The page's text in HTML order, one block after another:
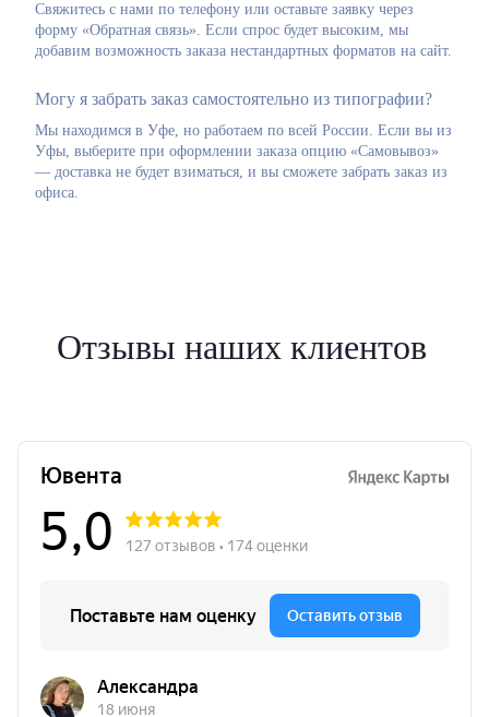
Свяжитесь с нами по телефону или оставьте заявку через
форму «Обратная связь». Если спрос будет высоким, мы
добавим возможность заказа нестандартных форматов на сайт.
Могу я забрать заказ самостоятельно из типографии?
Мы находимся в Уфе, но работаем по всей России. Если вы из
Уфы, выберите при оформлении заказа опцию «Самовывоз»
— доставка не будет взиматься, и вы сможете забрать заказ из
офиса.
Отзывы наших клиентов